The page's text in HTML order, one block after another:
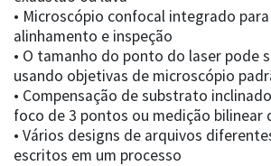
• Microscópio confocal integrado
alinhamento e inspeção
• O tamanho do ponto do laser pode
usando objetivas de microscópio
• Compensação de substrato
foco de 3 pontos ou medição bilinear
• Vários designs de arquivos
escritos em um processo